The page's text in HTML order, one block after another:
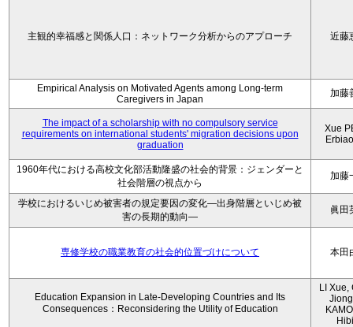
主観的幸福感と関係人口：ネットワーク分析からのアプローチ 近藤
Empirical Analysis on Motivated Agents among Long‑term
Caregivers in Japan
加藤
The impact of a scholarship with no compulsory service
requirements on international students' migration decisions upon
graduation
Xue
1960年代における高校文化部活動隆盛の社会的背景：ジェンダーと
社会階層の視点から
加藤
学校におけるいじめ被害者の規定要因の変化―出身階層といじめ被
害の長期的動向―
眞田
専修学校の職業教育の社会的位置づけについて 本田
Education Expansion in Late-Developing Countries and Its
Consequences：Reconsidering the Utility of Education
LI Xue,